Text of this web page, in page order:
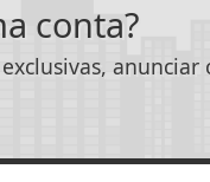
conta?